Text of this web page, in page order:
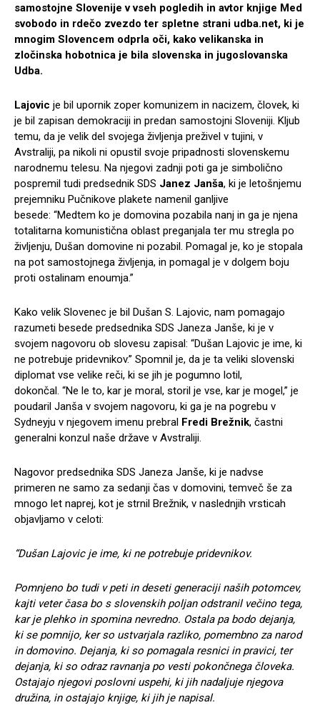
samostojne Slovenije v vseh pogledih in avtor knjige Med
svobodo in rdečo zvezdo ter spletne strani udba.net, ki je
mnogim Slovencem odprla oči, kako velikanska in
zločinska hobotnica je bila slovenska in jugoslovanska
Udba.
Lajovic je bil upornik zoper komunizem in nacizem, človek, ki
je bil zapisan demokraciji in predan samostojni Sloveniji. Kljub
temu, da je velik del svojega življenja preživel v tujini, v
Avstraliji, pa nikoli ni opustil svoje pripadnosti slovenskemu
narodnemu telesu. Na njegovi zadnji poti ga je simbolično
pospremil tudi predsednik SDS Janez Janša, ki je letošnjemu
prejemniku Pučnikove plakete namenil ganljive
besede: “Medtem ko je domovina pozabila nanj in ga je njena
totalitarna komunistična oblast preganjala ter mu stregla po
življenju, Dušan domovine ni pozabil. Pomagal je, ko je stopala
na pot samostojnega življenja, in pomagal je v dolgem boju
proti ostalinam enoumja.”
Kako velik Slovenec je bil Dušan S. Lajovic, nam pomagajo
razumeti besede predsednika SDS Janeza Janše, ki je v
svojem nagovoru ob slovesu zapisal: “Dušan Lajovic je ime, ki
ne potrebuje pridevnikov.” Spomnil je, da je ta veliki slovenski
diplomat vse velike reči, ki se jih je pogumno lotil,
dokončal. “Ne le to, kar je moral, storil je vse, kar je mogel,” je
poudaril Janša v svojem nagovoru, ki ga je na pogrebu v
Sydneyju v njegovem imenu prebral Fredi Brežnik, častni
generalni konzul naše države v Avstraliji.
Nagovor predsednika SDS Janeza Janše, ki je nadvse
primeren ne samo za sedanji čas v domovini, temveč še za
mnogo let naprej, kot je strnil Brežnik, v naslednjih vrsticah
objavljamo v celoti:
“Dušan Lajovic je ime, ki ne potrebuje pridevnikov.
Pomnjeno bo tudi v peti in deseti generaciji naših potomcev,
kajti veter časa bo s slovenskih poljan odstranil večino tega,
kar je plehko in spomina nevredno. Ostala pa bodo dejanja,
ki se pomnijo, ker so ustvarjala razliko, pomembno za narod
in domovino. Dejanja, ki so pomagala resnici in pravici, ter
dejanja, ki so odraz ravnanja po vesti pokončnega človeka.
Ostajajo njegovi poslovni uspehi, ki jih nadaljuje njegova
družina, in ostajajo knjige, ki jih je napisal.